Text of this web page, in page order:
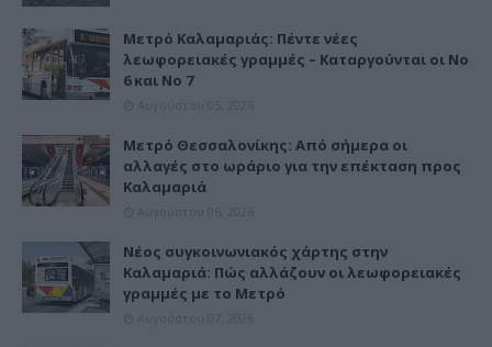
Μετρό Καλαμαριάς: Πέντε νέες
λεωφορειακές γραμμές – Καταργούνται οι Νο
6 και Νο 7
Μετρό Θεσσαλονίκης: Από σήμερα οι
αλλαγές στο ωράριο για την επέκταση προς
Καλαμαριά
Νέος συγκοινωνιακός χάρτης στην
Καλαμαριά: Πώς αλλάζουν οι λεωφορειακές
γραμμές με το Μετρό